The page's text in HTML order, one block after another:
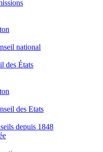
national
des États
des Etats
depuis 1848